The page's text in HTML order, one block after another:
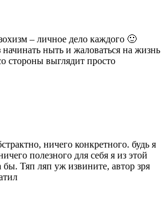
– личное дело каждого 🙂
начинать ныть и жаловаться на жизнь
стороны выглядит просто
ничего конкретного. будь я
полезного для себя я из этой
бы. Тяп ляп уж извините, автор зря